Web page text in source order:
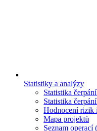
Statistiky a analýzy
Statistika
Statistika
Hodnocení rizik
Mapa projektů
Seznam operací